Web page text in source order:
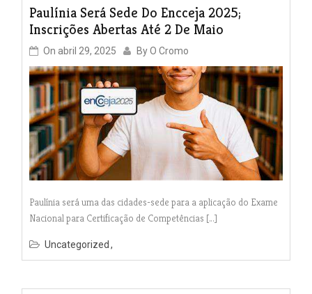
Paulínia Será Sede Do Encceja 2025;
Inscrições Abertas Até 2 De Maio
On abril 29, 2025 ByO Cromo
Paulínia será uma das cidades-sede para a aplicação do Exame
Nacional para Certificação de Competências […]
Uncategorized